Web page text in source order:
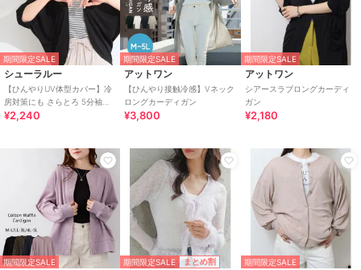
原産国 バングラデシュ
期間限定SALE
シューラルー
【ひんやりUV体型カバー】冷
房対策にも さらとろ 5分袖ド
ルマンカーディガン
¥2,240
期間限定SALE
アットワン
【ひんやり接触冷感】Vネック
ロングカーディガン
¥3,800
期間限定SALE
アットワン
シアースラブロングカーディ
ガン
¥2,180
期間限定SALE 期間限定SALE まとめ割 期間限定SALE